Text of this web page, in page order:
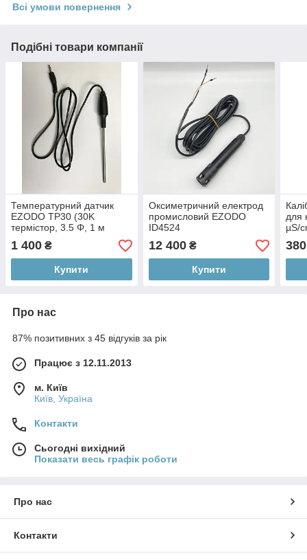
Всі умови повернення
Подібні товари компанії
Температурний датчик
EZODO TP30 (30K
термістор, 3.5 Φ, 1 м
кабель)
1 400 ₴
Купити
Оксиметричний електрод
промисловий EZODO
ID4524
12 400₴
Купити
для
µS/
EC
380
Про нас
87% позитивних з 45 відгуків за рік
Працює з 12.11.2013
м. Київ
Київ, Україна
Контакти
Сьогодні вихідний
Показати весь графік роботи
Про нас
Контакти